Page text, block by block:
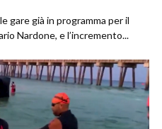
gare già in programma per il
Nardone, e l’incremento...